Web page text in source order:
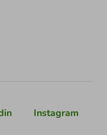
Instagram